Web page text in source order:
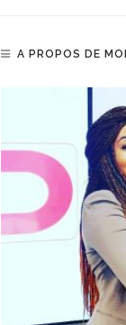
A PROPOS DE MOI